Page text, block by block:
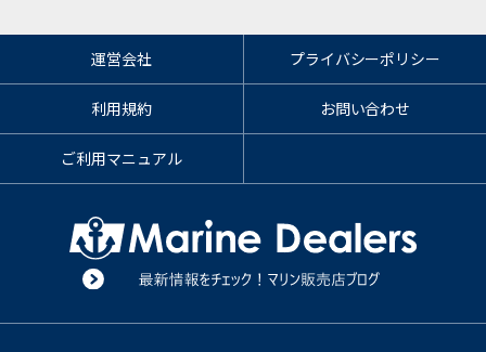
運営会社 プライバシーポリシー
利用規約 お問い合わせ
ご利用マニュアル